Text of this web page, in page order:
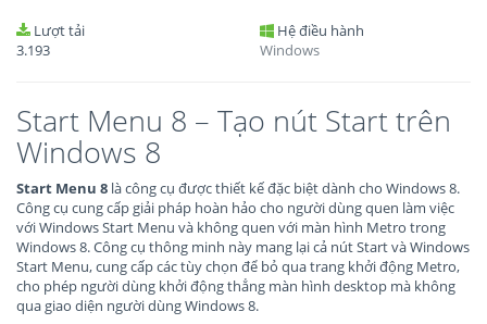
Lượt tải
3.193
Hệ điều hành
Windows
Start Menu 8 – Tạo nút Start trên
Windows 8
Start Menu 8 là công cụ được thiết kế đặc biệt dành cho Windows 8.
Công cụ cung cấp giải pháp hoàn hảo cho người dùng quen làm việc
với Windows Start Menu và không quen với màn hình Metro trong
Windows 8. Công cụ thông minh này mang lại cả nút Start và Windows
Start Menu, cung cấp các tùy chọn để bỏ qua trang khởi động Metro,
cho phép người dùng khởi động thẳng màn hình desktop mà không
qua giao diện người dùng Windows 8.